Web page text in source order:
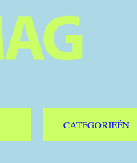
CATEGORIEËN